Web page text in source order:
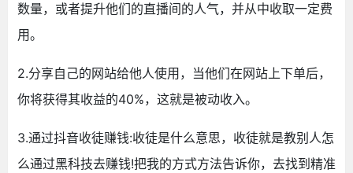
数量，或者提升他们的直播间的人气，并从中收取一定费
用。
2.分享自己的网站给他人使用，当他们在网站上下单后，
你将获得其收益的40%，这就是被动收入。
3.通过抖音收徒赚钱:收徒是什么意思，收徒就是教别人怎
么通过黑科技去赚钱!把我的方式方法告诉你，去找到精准